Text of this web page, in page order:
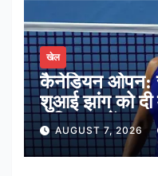
खेल
कैनेडियन ओपन:
शुआई झांग को दी
अंतिम 16 में जगह
AUGUST 7, 2026